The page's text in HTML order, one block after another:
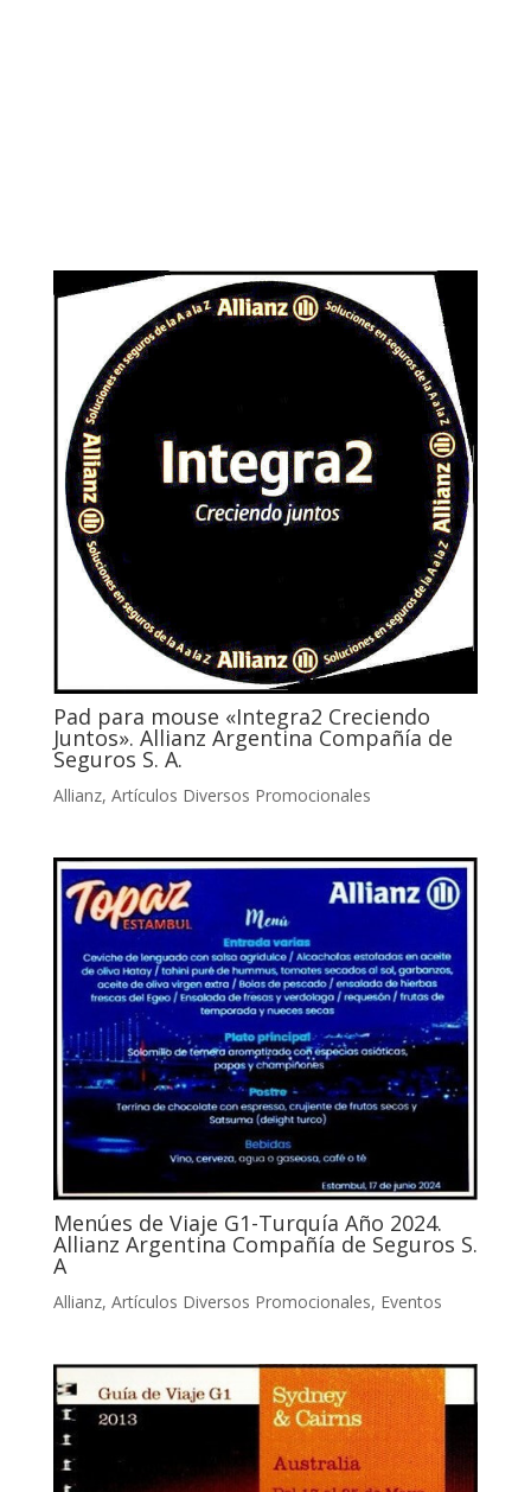
Pad para mouse «Integra2 Creciendo
Juntos». Allianz Argentina Compañía de
Seguros S. A.
Allianz, Artículos Diversos Promocionales
Menúes de Viaje G1-Turquía Año 2024.
Allianz Argentina Compañía de Seguros S.
A
Allianz, Artículos Diversos Promocionales, Eventos